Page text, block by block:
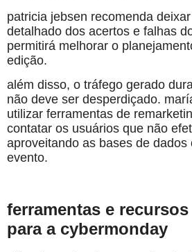
patricia jebsen recomenda
detalhado dos acertos e falhas
permitirá melhorar o
edição.
além disso, o tráfego gerado
não deve ser desperdiçado.
utilizar ferramentas de
contatar os usuários que não
aproveitando as bases de dados
evento.
ferramentas e
para a cybermonday